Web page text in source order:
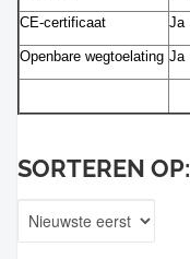
CE-certificaat Ja
Openbare wegtoelating Ja
SORTEREN OP: